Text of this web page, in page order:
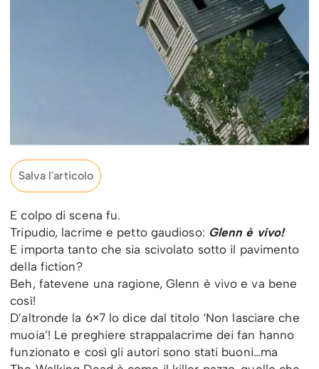
Salva l'articolo
E colpo di scena fu.
Tripudio, lacrime e petto gaudioso: Glenn è vivo!
E importa tanto che sia scivolato sotto il pavimento
della fiction?
Beh, fatevene una ragione, Glenn è vivo e va bene
così!
D’altronde la 6×7 lo dice dal titolo ‘Non lasciare che
muoia’! Le preghiere strappalacrime dei fan hanno
funzionato e così gli autori sono stati buoni…ma